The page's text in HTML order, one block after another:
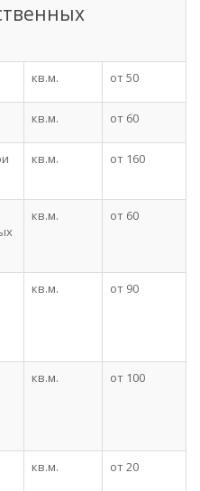
кв.м. от 50
кв.м. от 60
кв.м. от 160
кв.м. от 60
кв.м. от 90
кв.м. от 100
кв.м. от 20